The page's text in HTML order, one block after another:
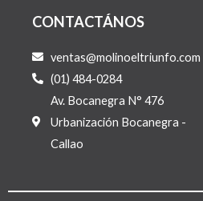
CONTACTÁNOS
ventas@molinoeltriunfo.com
(01) 484-0284
Av. Bocanegra N° 476
Urbanización Bocanegra -
Callao